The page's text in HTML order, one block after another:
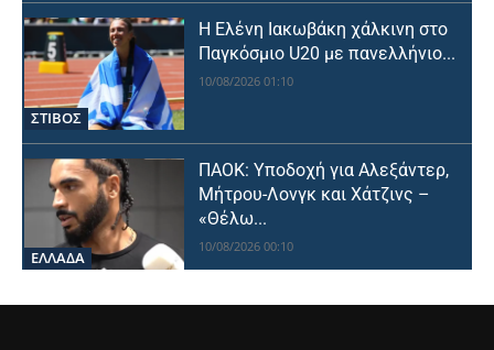
ΣΤΙΒΟΣ
Η Ελένη Ιακωβάκη χάλκινη στο
Παγκόσμιο U20 με πανελλήνιο...
10/08/2026 01:10
ΕΛΛΑΔΑ
ΠΑΟΚ: Υποδοχή για Αλεξάντερ,
Μήτρου-Λονγκ και Χάτζινς –
«Θέλω...
10/08/2026 00:10